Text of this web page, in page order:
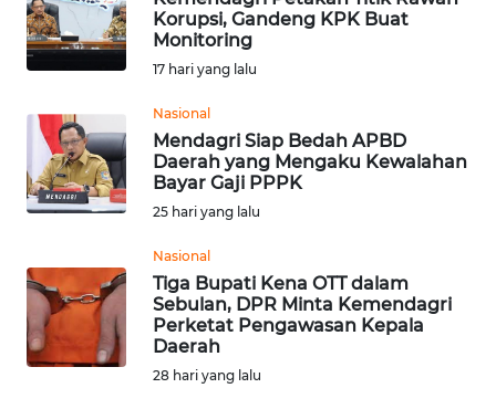
Korupsi, Gandeng KPK Buat
Monitoring
17 hari yang lalu
Nasional
Mendagri Siap Bedah APBD
Daerah yang Mengaku Kewalahan
Bayar Gaji PPPK
25 hari yang lalu
Nasional
Tiga Bupati Kena OTT dalam
Sebulan, DPR Minta Kemendagri
Perketat Pengawasan Kepala
Daerah
28 hari yang lalu
Informasi
INDEKS
BERITA
KONTAK
KAMI
INFO
IKLAN
TENTANG